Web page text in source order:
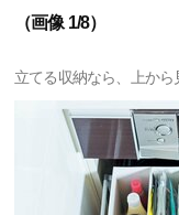
（画像 1/8）
立てる収納なら、上か